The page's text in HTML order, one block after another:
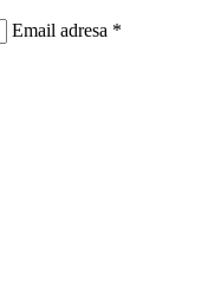
Email adresa *